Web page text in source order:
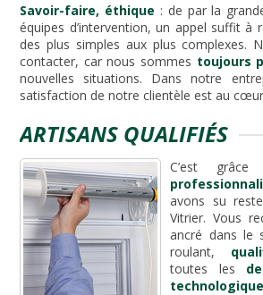
Savoir-faire, éthique : de par la
équipes d’intervention, un appel suffit à
des plus simples aux plus complexes.
contacter, car nous sommes toujours
nouvelles situations. Dans notre
satisfaction de notre clientèle est au
ARTISANS QUALIFIÉS
C’est
avons su
Vitrier. Vous
ancré dans le
roulant,
toutes les